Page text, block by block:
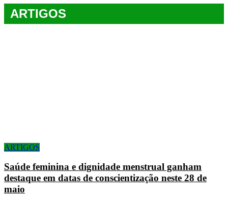
ARTIGOS
ARTIGOS
Saúde feminina e dignidade menstrual ganham
destaque em datas de conscientização neste 28 de
maio